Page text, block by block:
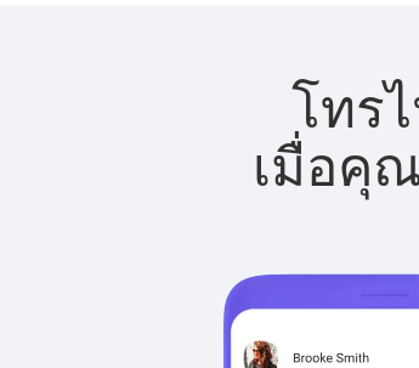
โทร
เมื่อคุ